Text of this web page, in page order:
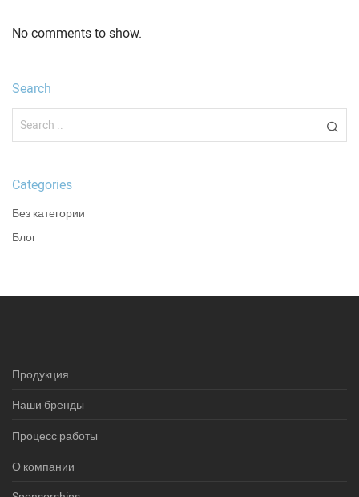
No comments to show.
Search
Categories
Без категории
Блог
Продукция
Наши бренды
Процесс работы
О компании